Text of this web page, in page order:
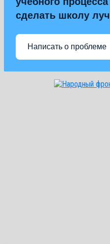
сделать школу
Написать о проблеме